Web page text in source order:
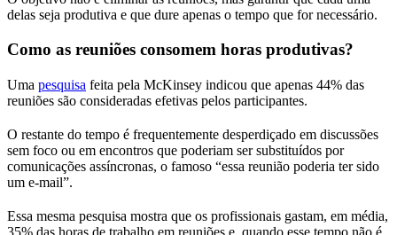
delas seja produtiva e que dure apenas o tempo que for necessário.
Como as reuniões consomem horas produtivas?
Uma pesquisa feita pela McKinsey indicou que apenas 44% das
reuniões são consideradas efetivas pelos participantes.
O restante do tempo é frequentemente desperdiçado em discussões
sem foco ou em encontros que poderiam ser substituídos por
comunicações assíncronas, o famoso “essa reunião poderia ter sido
um e-mail”.
Essa mesma pesquisa mostra que os profissionais gastam, em média,
35% das horas de trabalho em reuniões e, quando esse tempo não é